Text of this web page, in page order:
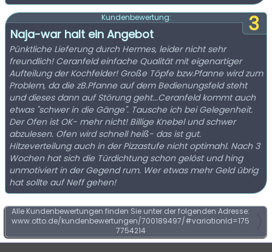
3
Kundenbewertung:
Naja-war halt ein Angebot
Pünktliche Lieferung durch Hermes, leider nicht sehr
freundlich! Ceranfeld einfache Qualität mit eigenartiger
Aufteilung der Kochfelder! Große Töpfe bzw.Pfanne wird zum
Problem, da die zB.Pfanne auf dem Bedienungsfeld steht
und dieses dann auf Störung geht...Ceranfeld kommt auch
etwas "schwer in die Gänge". Tausche ich bei Gelegenheit.
Der Ofen ist OK- mehr nicht! Billige Knebel und schwer
abzulesen. Ofen wird schnell heiß- das ist gut.
Hitzeverteilung auch in der Pizzastufe nicht optimahl. Nach 3
Wochen hat sich die Türdichtung schon gelöst und hing
unmotiviert in der Gegend rum. Wer etwas mehr Geld übrig
hat sollte auf Neff gehen!
Alle Kundenbewertungen finden Sie unter der folgenden Adresse:
www.otto.de/kundenbewertungen/700189497/#variationId=175
7754214